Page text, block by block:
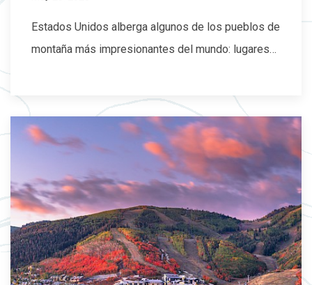
Estados Unidos alberga algunos de los pueblos de
montaña más impresionantes del mundo: lugares…